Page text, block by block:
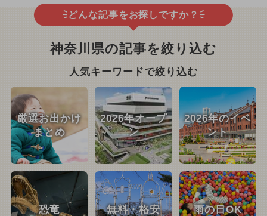
どんな記事をお探しですか？
神奈川県の記事を絞り込む
人気キーワードで絞り込む
厳選お出かけ
まとめ
2026年オープ
ン
2026年のイベ
ント
恐竜 無料・格安 雨の日OK